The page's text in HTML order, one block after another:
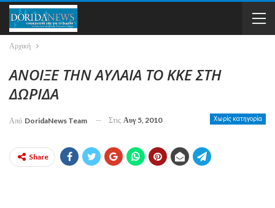
Αρχική
ΑΝΟΙΞΕ ΤΗΝ ΑΥΛΑΙΑ ΤΟ ΚΚΕ ΣΤΗ
ΔΩΡΙΔΑ
Χωρίς κατηγορία
Από DoridaNews Team Στις Αυγ 5, 2010
Share